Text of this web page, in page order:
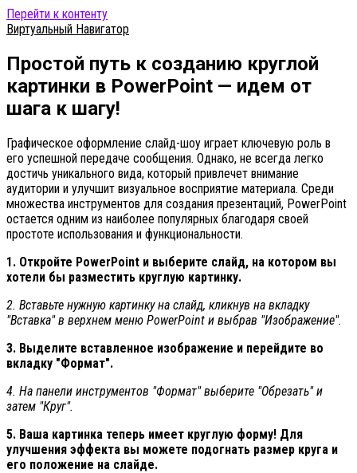
Перейти к контенту
Виртуальный Навигатор
Простой путь к созданию круглой
картинки в PowerPoint — идем от
шага к шагу!
Графическое оформление слайд-шоу играет ключевую роль в
его успешной передаче сообщения. Однако, не всегда легко
достичь уникального вида, который привлечет внимание
аудитории и улучшит визуальное восприятие материала. Среди
множества инструментов для создания презентаций, PowerPoint
остается одним из наиболее популярных благодаря своей
простоте использования и функциональности.
1. Откройте PowerPoint и выберите слайд, на котором вы
хотели бы разместить круглую картинку.
2. Вставьте нужную картинку на слайд, кликнув на вкладку
"Вставка" в верхнем меню PowerPoint и выбрав "Изображение".
3. Выделите вставленное изображение и перейдите во
вкладку "Формат".
4. На панели инструментов "Формат" выберите "Обрезать" и
затем "Круг".
5. Ваша картинка теперь имеет круглую форму! Для
улучшения эффекта вы можете подогнать размер круга и
его положение на слайде.